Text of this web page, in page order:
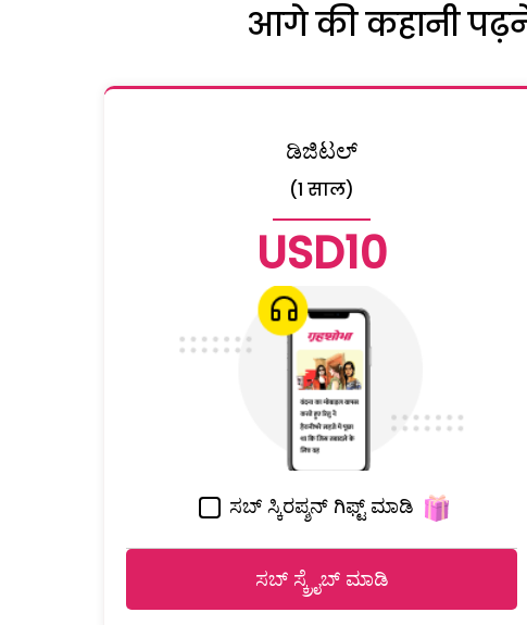
आगे की कहानी
ಡಿಜಿಟಲ್
(1 साल)
USD10
ಸಬ್ ಸ್ಕಿರಪ್ಶನ್ ಗಿಫ್ಟ್ ಮಾಡಿ
ಸಬ್ ಸ್ಕ್ರೈಬ್ ಮಾಡಿ